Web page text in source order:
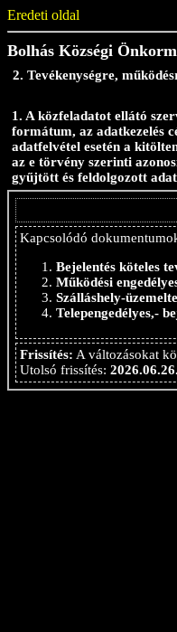
Eredeti oldal
Bolhás Községi
2. Tevékenységre,
1. A közfeladatot ellátó
formátum, az adatkezelés
adatfelvétel esetén a
az e törvény szerinti
gyűjtött és feldolgozott
Kapcsolódó
Bejelentés köteles
Működési
Szálláshely-
Telepengedélyes,-
Frissítés: A változásokat
Utolsó frissítés: 2026.06.26.